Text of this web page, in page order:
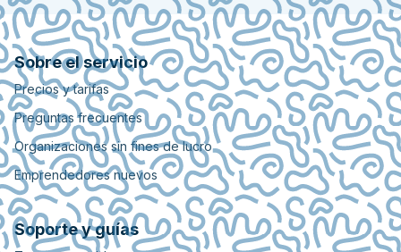
Sobre el servicio
Precios y tarifas
Preguntas frecuentes
Organizaciones sin fines de lucro
Emprendedores nuevos
Soporte y guías